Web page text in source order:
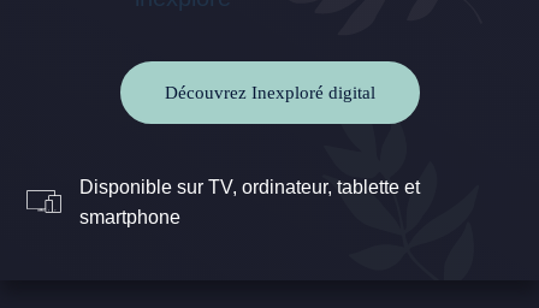
Découvrez Inexploré digital
Disponible sur TV, ordinateur, tablette et
smartphone